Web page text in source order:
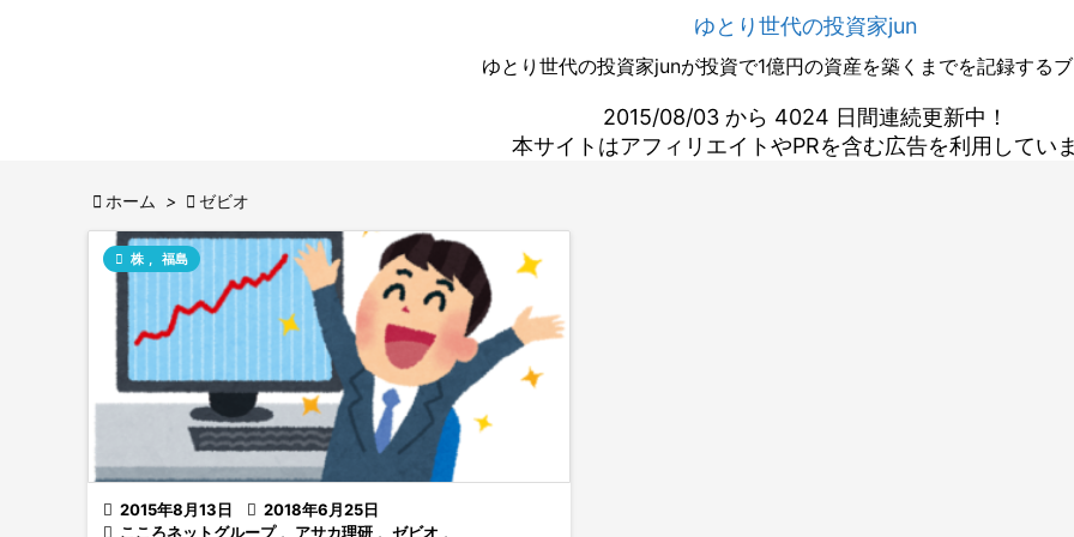
ゆとり世代の投資家jun
ゆとり世代の投資家junが投資で1億円の資産を築くまでを記録するブ
2015/08/03 から 4024 日間連続更新中！
本サイトはアフィリエイトやPRを含む広告を利用してい
 ホーム >  ゼビオ
 2015年8月13日  2018年6月25日
 株 , 福島
 こころネットグループ , アサカ理研 , ゼビオ ,